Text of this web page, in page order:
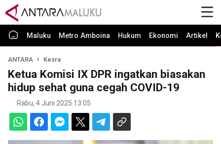
Maluku Metro Amboina Hukum Ekonomi Artikel
ANTARA Kesra
Ketua Komisi IX DPR ingatkan biasakan
hidup sehat guna cegah COVID-19
Rabu, 4 Juni 2025 13:05